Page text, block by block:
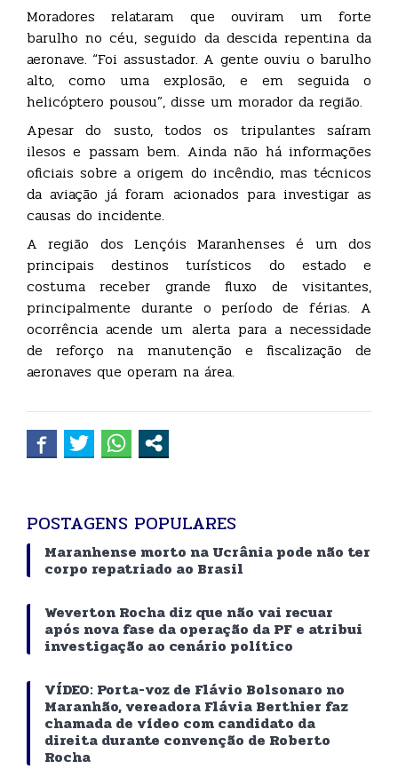
Moradores relataram que ouviram um forte
barulho no céu, seguido da descida repentina da
aeronave. “Foi assustador. A gente ouviu o barulho
alto, como uma explosão, e em seguida o
helicóptero pousou”, disse um morador da região.
Apesar do susto, todos os tripulantes saíram
ilesos e passam bem. Ainda não há informações
oficiais sobre a origem do incêndio, mas técnicos
da aviação já foram acionados para investigar as
causas do incidente.
A região dos Lençóis Maranhenses é um dos
principais destinos turísticos do estado e
costuma receber grande fluxo de visitantes,
principalmente durante o período de férias. A
ocorrência acende um alerta para a necessidade
de reforço na manutenção e fiscalização de
aeronaves que operam na área.
POSTAGENS POPULARES
Maranhense morto na Ucrânia pode não ter
corpo repatriado ao Brasil
Weverton Rocha diz que não vai recuar
após nova fase da operação da PF e atribui
investigação ao cenário político
VÍDEO: Porta-voz de Flávio Bolsonaro no
Maranhão, vereadora Flávia Berthier faz
chamada de vídeo com candidato da
direita durante convenção de Roberto
Rocha